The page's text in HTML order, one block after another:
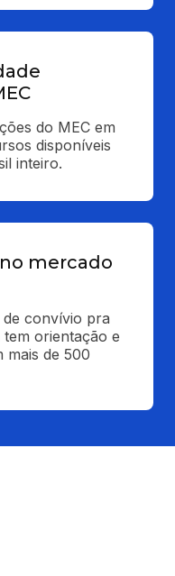
do MEC em
disponíveis
inteiro.
mercado
convívio pra
orientação e
mais de 500